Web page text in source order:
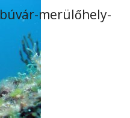
merülőhely-